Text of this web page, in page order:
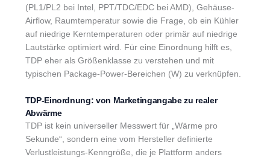
(PL1/PL2 bei Intel, PPT/TDC/EDC bei AMD), Gehäuse-
Airflow, Raumtemperatur sowie die Frage, ob ein Kühler
auf niedrige Kerntemperaturen oder primär auf niedrige
Lautstärke optimiert wird. Für eine Einordnung hilft es,
TDP eher als Größenklasse zu verstehen und mit
typischen Package-Power-Bereichen (W) zu verknüpfen.
TDP-Einordnung: von Marketingangabe zu realer
Abwärme
TDP ist kein universeller Messwert für „Wärme pro
Sekunde“, sondern eine vom Hersteller definierte
Verlustleistungs-Kenngröße, die je Plattform anders